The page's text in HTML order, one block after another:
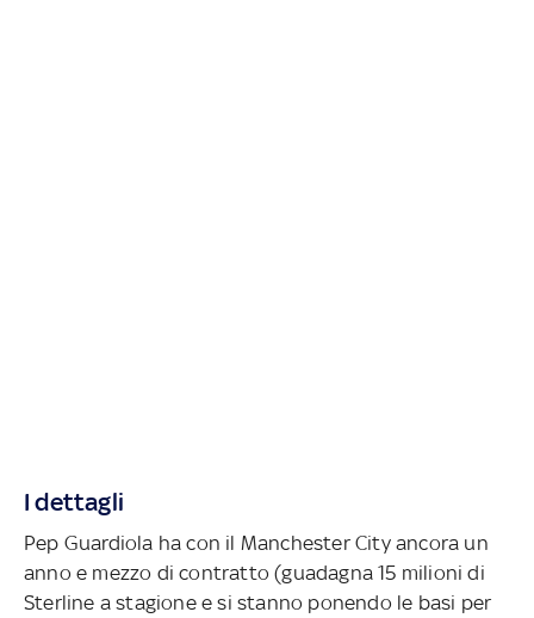
I dettagli
Pep Guardiola ha con il Manchester City ancora un
anno e mezzo di contratto (guadagna 15 milioni di
Sterline a stagione e si stanno ponendo le basi per